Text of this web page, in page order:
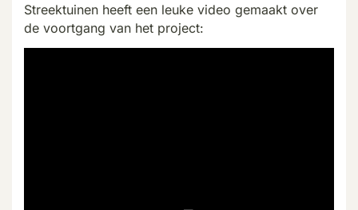
Streektuinen heeft een leuke video gemaakt over
de voortgang van het project: